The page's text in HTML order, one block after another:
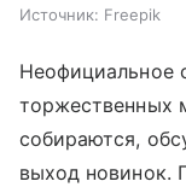
Источник: Freepik
Неофициальное
торжественных
собираются,
выход новинок.